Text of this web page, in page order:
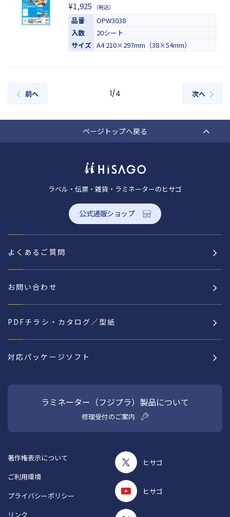
¥1,925
（税込）
品番
OPW3038
入数
20シート
サイズ A4 210×297mm（38×54mm）
前へ 1/4 次へ
ページトップへ戻る
ラベル・伝票・雑貨・ラミネーターのヒサゴ
公式通販ショップ
よくあるご質問
お問い合わせ
PDFチラシ・カタログ／型紙
対応パッケージソフト
ラミネーター（フジプラ）製品について
修理受付のご案内
ヒサゴ
ヒサゴ
著作権表示について
ご利用環境
プライバシーポリシー
リンク